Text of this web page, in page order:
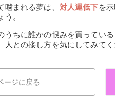
まれる夢は、 対人運低下を
。
うちに誰かの恨みを買ってい
人との接し方を気にしてみてく
ージに戻る